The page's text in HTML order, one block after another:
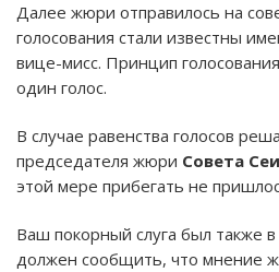
Далее жюри отправилось на
голосования стали известны
вице-мисс. Принцип
один голос.
В случае равенства голосов
председателя жюри Совета
этой мере прибегать не
Ваш покорный слуга был также
должен сообщить, что мнение